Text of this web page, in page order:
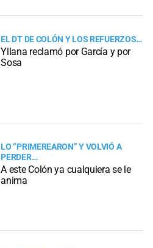
EL DT DE COLÓN Y LOS REFUERZOS…
Yllana reclamó por García y por
Sosa
LO “PRIMEREARON” Y VOLVIÓ A
PERDER…
A este Colón ya cualquiera se le
anima